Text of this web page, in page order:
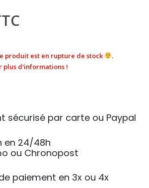
produit est en rupture de stock
.
plus d'informations !
sécurisé par carte ou Paypal
en 24/48h
ou Chronopost
paiement en 3x ou 4x